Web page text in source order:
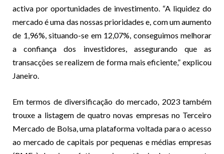
activa por oportunidades de investimento. “A liquidez do
mercado é uma das nossas prioridades e, com um aumento
de 1,96%, situando-se em 12,07%, conseguimos melhorar
a confiança dos investidores, assegurando que as
transacções se realizem de forma mais eficiente,” explicou
Janeiro.
Em termos de diversificação do mercado, 2023 também
trouxe a listagem de quatro novas empresas no Terceiro
Mercado de Bolsa, uma plataforma voltada para o acesso
ao mercado de capitais por pequenas e médias empresas